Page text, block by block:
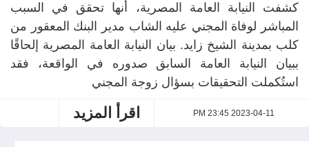
كشفت النيابة العامة المصرية، أنها تحقق في السبب
المباشر لوفاة المجني عليه الشاب مدير البنك المعقور من
كلب بمدينة الشيخ زايد. بيان النيابة العامة المصرية إلحاقًا
ببيان النيابة العامة السابق صدوره في الواقعة، فقد
استُكملت التحقيقات بسؤال زوجة المجني
2023-04-11 23:45 PM اقرأ المزيد